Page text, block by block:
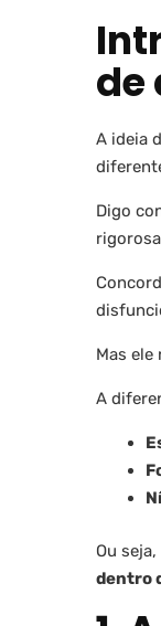
de
A ideia
Digo
Mas ele
A
Ou
dentro